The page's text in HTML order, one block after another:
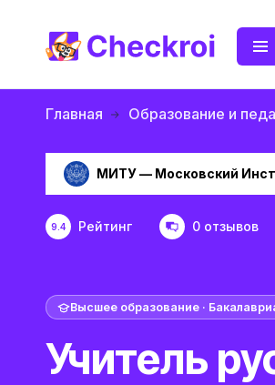
Главная Образование и
МИТУ — Московский
9.4 Рейтинг 0 отзывов
Высшее образование ·
Учитель